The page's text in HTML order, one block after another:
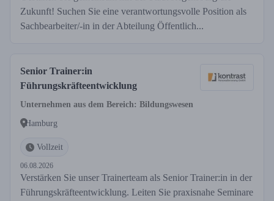
Zukunft! Suchen Sie eine verantwortungsvolle Position als
Sachbearbeiter/-in in der Abteilung Öffentlich...
Senior Trainer:in
Führungskräfteentwicklung
Unternehmen aus dem Bereich: Bildungswesen
Hamburg
Vollzeit
06.08.2026
Verstärken Sie unser Trainerteam als Senior Trainer:in in der
Führungskräfteentwicklung. Leiten Sie praxisnahe Seminare